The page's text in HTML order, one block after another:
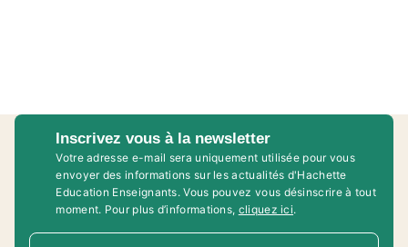
Inscrivez vous à la newsletter
Votre adresse e-mail sera uniquement utilisée pour vous
envoyer des informations sur les actualités d'Hachette
Education Enseignants. Vous pouvez vous désinscrire à tout
moment. Pour plus d’informations, cliquez ici.